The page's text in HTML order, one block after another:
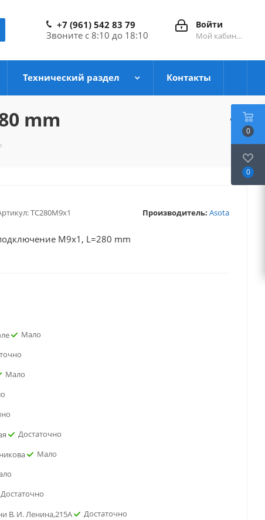
Войти
Мой кабинет
+7 (961) 542 83 79
Звоните с 8:10 до 18:10
Технический раздел Контакты
mm
TC280M9x1 Производитель: Asota
М9х1, L=280 mm
Мало
Мало
Достаточно
Мало
Достаточно
В. И. Ленина,215А
Достаточно
0
0